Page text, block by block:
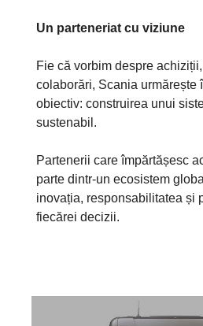
Un parteneriat cu viziune
Fie că vorbim despre
colaborări, Scania urmărește
obiectiv: construirea unui
sustenabil.
Partenerii care împărtășesc
parte dintr-un ecosistem
inovația, responsabilitatea și
fiecărei decizii.